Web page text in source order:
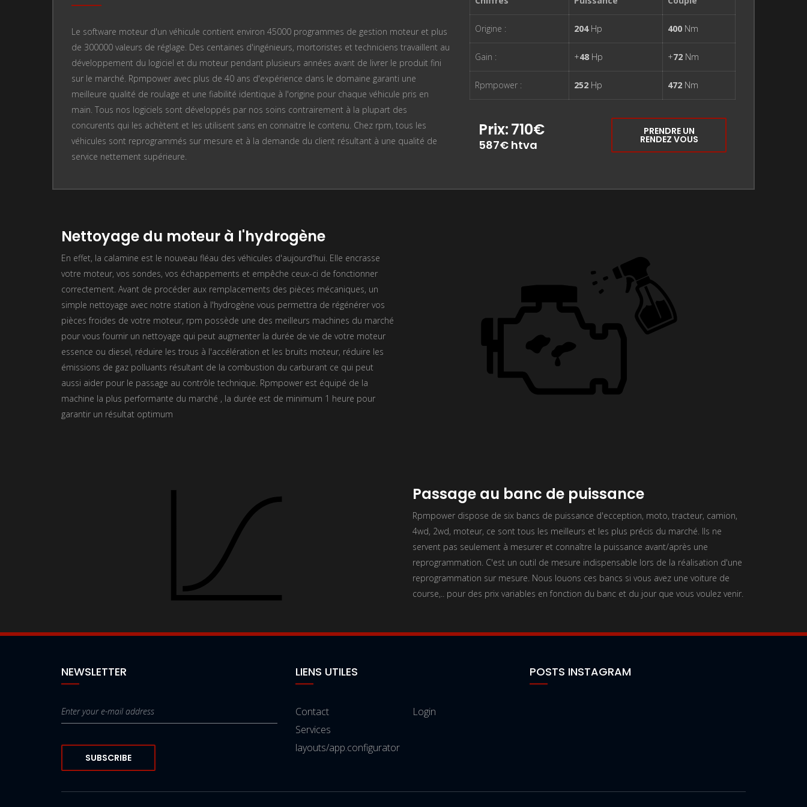
Le software moteur d'un véhicule contient environ 45000 programmes de gestion moteur et plus
de 300000 valeurs de réglage. Des centaines d'ingénieurs, mortoristes et techniciens travaillent au
développement du logiciel et du moteur pendant plusieurs années avant de livrer le produit fini
sur le marché. Rpmpower avec plus de 40 ans d'expérience dans le domaine garanti une
meilleure qualité de roulage et une fiabilité identique à l'origine pour chaque véhicule pris en
main. Tous nos logiciels sont développés par nos soins contrairement à la plupart des
concurents qui les achètent et les utilisent sans en connaitre le contenu. Chez rpm, tous les
véhicules sont reprogrammés sur mesure et à la demande du client résultant à une qualité de
service nettement supérieure.
Origine : 204 Hp 400 Nm
Gain : +48 Hp +72 Nm
Rpmpower : 252 Hp 472 Nm
Prix:710€
587€ htva
PRENDRE UN
RENDEZ VOUS
Nettoyage du moteur à l'hydrogène
En effet, la calamine est le nouveau fléau des véhicules d'aujourd'hui. Elle encrasse
votre moteur, vos sondes, vos échappements et empêche ceux-ci de fonctionner
correctement. Avant de procéder aux remplacements des pièces mécaniques, un
simple nettoyage avec notre station à l'hydrogène vous permettra de régénérer vos
pièces froides de votre moteur, rpm possède une des meilleurs machines du marché
pour vous fournir un nettoyage qui peut augmenter la durée de vie de votre moteur
essence ou diesel, réduire les trous à l'accélération et les bruits moteur, réduire les
émissions de gaz polluants résultant de la combustion du carburant ce qui peut
aussi aider pour le passage au contrôle technique. Rpmpower est équipé de la
machine la plus performante du marché , la durée est de minimum 1 heure pour
garantir un résultat optimum
Passage au banc de puissance
Rpmpower dispose de six bancs de puissance d'ecception, moto, tracteur, camion,
4wd, 2wd, moteur, ce sont tous les meilleurs et les plus précis du marché. Ils ne
servent pas seulement à mesurer et connaître la puissance avant/après une
reprogrammation. C'est un outil de mesure indispensable lors de la réalisation d'une
reprogrammation sur mesure. Nous louons ces bancs si vous avez une voiture de
course,.. pour des prix variables en fonction du banc et du jour que vous voulez venir.
NEWSLETTER
SUBSCRIBE
LIENS UTILES
Contact
Services
layouts/app.configurator
Login
POSTS INSTAGRAM